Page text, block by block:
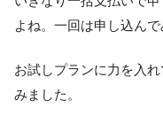
よね。一回は申し込ん
お試しプランに力を入
みました。